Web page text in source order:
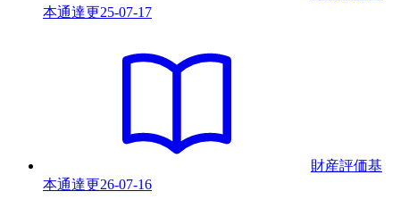
本通達更25-07-17
財産評価基
本通達更26-07-16